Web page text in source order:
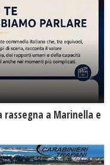
a Marinella e